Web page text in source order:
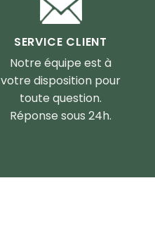
SERVICE CLIENT
Notre équipe est à
votre disposition pour
toute question.
Réponse sous 24h.